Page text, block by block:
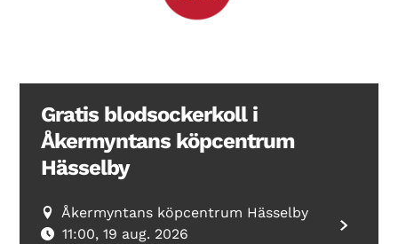
Gratis blodsockerkoll i
Åkermyntans köpcentrum
Hässelby
Åkermyntans köpcentrum Hässelby
11:00, 19 aug. 2026